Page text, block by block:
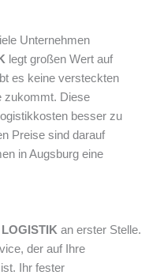
Unternehmen
legt großen Wert auf
es keine versteckten
zukommt. Diese
besser zu
Preise sind darauf
in Augsburg eine
an erster Stelle.
der auf Ihre
Ihr fester